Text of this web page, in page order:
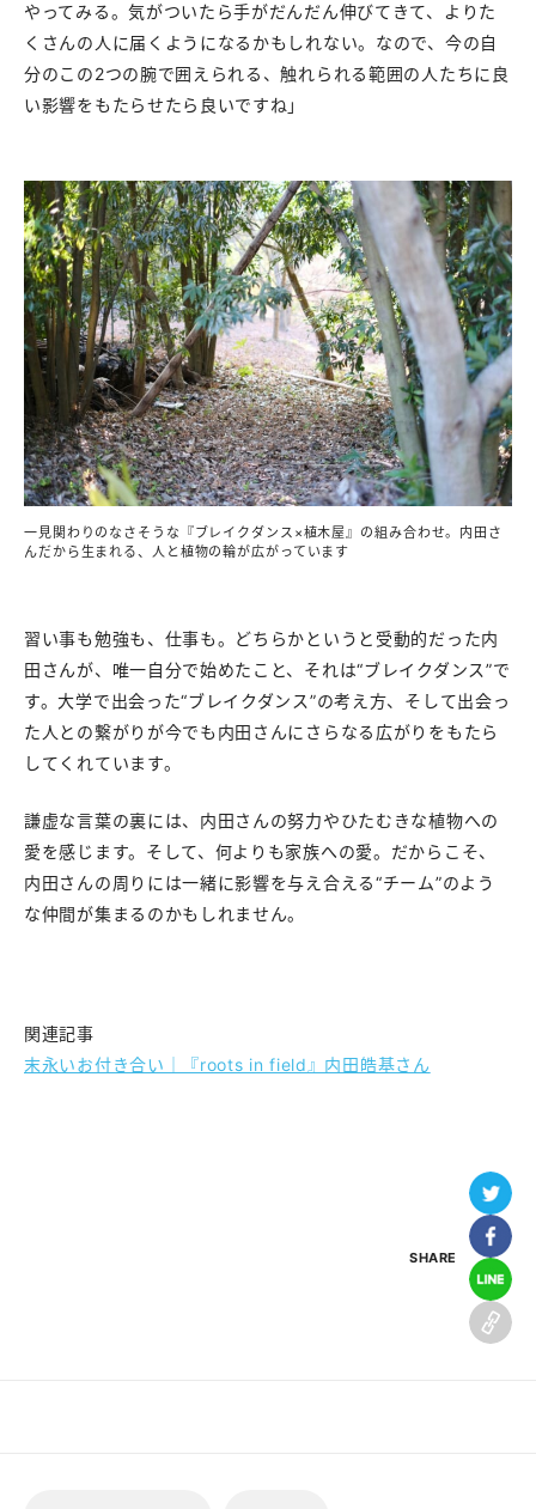
やってみる。気がついたら手がだんだん伸びてきて、よりた
くさんの人に届くようになるかもしれない。なので、今の自
分のこの2つの腕で囲えられる、触れられる範囲の人たちに良
い影響をもたらせたら良いですね」
一見関わりのなさそうな『ブレイクダンス×植木屋』の組み合わせ。内田さ
んだから生まれる、人と植物の輪が広がっています
習い事も勉強も、仕事も。どちらかというと受動的だった内
田さんが、唯一自分で始めたこと、それは“ブレイクダンス”で
す。大学で出会った“ブレイクダンス”の考え方、そして出会っ
た人との繋がりが今でも内田さんにさらなる広がりをもたら
してくれています。
謙虚な言葉の裏には、内田さんの努力やひたむきな植物への
愛を感じます。そして、何よりも家族への愛。だからこそ、
内田さんの周りには一緒に影響を与え合える“チーム”のよう
な仲間が集まるのかもしれません。
関連記事
末永いお付き合い｜『roots in field』内田皓基さん
SHARE